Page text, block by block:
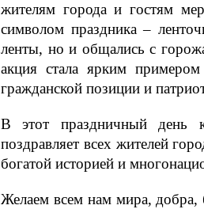
жителям города и гостям
символом праздника –
ленты, но и общались с
акция стала ярким
гражданской позиции и
В этот праздничный день
поздравляет всех жителей
богатой историей и
Желаем всем нам мира, добра,